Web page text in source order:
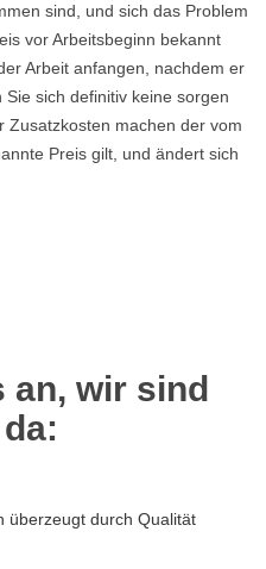
sind, und sich das Problem
vor Arbeitsbeginn bekannt
Arbeit anfangen, nachdem er
sich definitiv keine sorgen
Zusatzkosten machen der vom
Preis gilt, und ändert sich
an, wir sind
überzeugt durch Qualität